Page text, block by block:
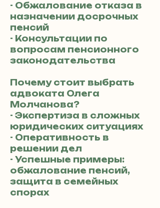
- Обжалование отказа в
назначении досрочных
пенсий
- Консультации по
вопросам пенсионного
законодательства
Почему стоит выбрать
адвоката Олега
Молчановa?
- Экспертиза в сложных
юридических ситуациях
- Оперативность в
решении дел
- Успешные примеры:
обжалование пенсий,
защита в семейных
спорах